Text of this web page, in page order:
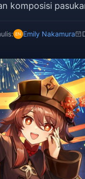
komposisi
Emily Nakamura